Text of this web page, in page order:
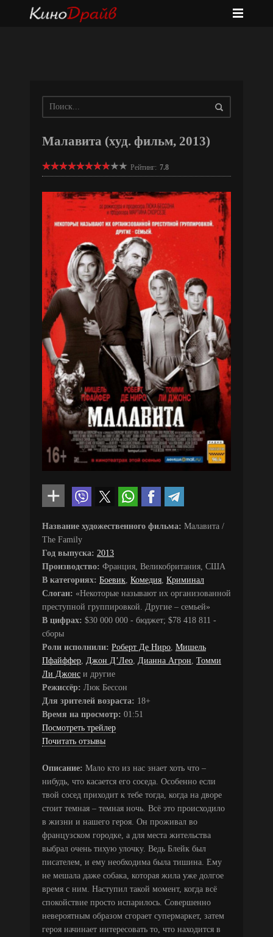
Малавита (худ. фильм, 2013)
Рейтинг: 7.8
Название художественного фильма: Малавита /
The Family
Год выпуска: 2013
Производство: Франция, Великобритания, США
В категориях: Боевик Комедия Криминал
Слоган: «Некоторые называют их организованной
преступной группировкой. Другие – семьей»
В цифрах: $30 000 000 - бюджет; $78 418 811 -
сборы
Роли исполнили: Роберт Де Ниро Мишель
Пфайффер Джон Д’Лео Дианна Агрон Томми
Ли Джонс и другие
Режиссёр: Люк Бессон
Для зрителей возраста: 18+
Время на просмотр: 01:51
Посмотреть трейлер
Почитать отзывы
Описание: Мало кто из нас знает хоть что –
нибудь, что касается его соседа. Особенно если
твой сосед приходит к тебе тогда, когда на дворе
стоит темная – темная ночь. Всё это происходило
в жизни и нашего героя. Он проживал во
французском городке, а для места жительства
выбрал очень тихую улочку. Ведь Блейк был
писателем, и ему необходима была тишина. Ему
не мешала даже собака, которая жила уже долгое
время с ним. Наступил такой момент, когда всё
спокойствие просто испарилось. Совершенно
невероятным образом сгорает супермаркет, затем
героя начинает интересовать то, что находится в